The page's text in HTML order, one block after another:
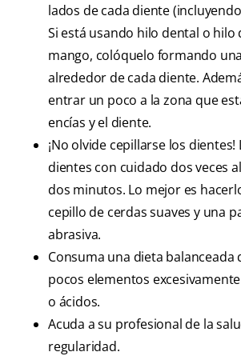
lados de cada diente
Si está usando hilo dental o hilo
mango, colóquelo formando
alrededor de cada diente.
entrar un poco a la zona que
encías y el diente.
¡No olvide cepillarse los dientes!
dientes con cuidado dos veces
dos minutos. Lo mejor es
cepillo de cerdas suaves y una
abrasiva.
Consuma una dieta balanceada
pocos elementos
o ácidos.
Acuda a su profesional de la
regularidad.